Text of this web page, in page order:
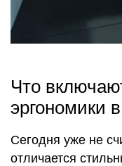
Что
эргономики
Сегодня уже не
отличается